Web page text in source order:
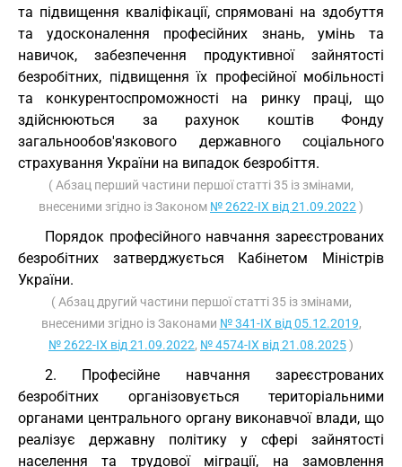
та підвищення кваліфікації, спрямовані на здобуття
та удосконалення професійних знань, умінь та
навичок, забезпечення продуктивної зайнятості
безробітних, підвищення їх професійної мобільності
та конкурентоспроможності на ринку праці, що
здійснюються за рахунок коштів Фонду
загальнообов'язкового державного соціального
страхування України на випадок безробіття.
( Абзац перший частини першої статті 35 із змінами,
внесеними згідно із Законом № 2622-IX від 21.09.2022 )
Порядок професійного навчання зареєстрованих
безробітних затверджується Кабінетом Міністрів
України.
( Абзац другий частини першої статті 35 із змінами,
внесеними згідно із Законами № 341-IX від 05.12.2019,
№ 2622-IX від 21.09.2022, № 4574-IX від 21.08.2025)
2. Професійне навчання зареєстрованих
безробітних організовується територіальними
органами центрального органу виконавчої влади, що
реалізує державну політику у сфері зайнятості
населення та трудової міграції, на замовлення